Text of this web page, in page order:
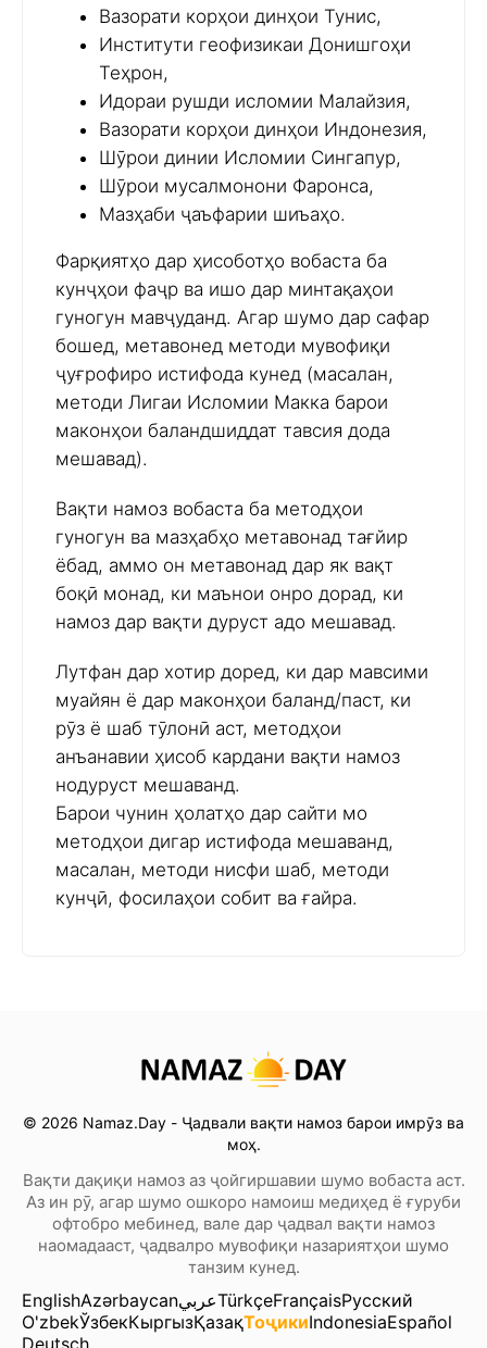
Вазорати корҳои динҳои Тунис,
Институти геофизикаи Донишгоҳи
Теҳрон,
Идораи рушди исломии Малайзия,
Вазорати корҳои динҳои Индонезия,
Шӯрои динии Исломии Сингапур,
Шӯрои мусалмонони Фаронса,
Мазҳаби ҷаъфарии шиъаҳо.
Фарқиятҳо дар ҳисоботҳо вобаста ба
кунҷҳои фаҷр ва ишо дар минтақаҳои
гуногун мавҷуданд. Агар шумо дар сафар
бошед, метавонед методи мувофиқи
ҷуғрофиро истифода кунед (масалан,
методи Лигаи Исломии Макка барои
маконҳои баландшиддат тавсия дода
мешавад).
Вақти намоз вобаста ба методҳои
гуногун ва мазҳабҳо метавонад тағйир
ёбад, аммо он метавонад дар як вақт
боқӣ монад, ки маънои онро дорад, ки
намоз дар вақти дуруст адо мешавад.
Лутфан дар хотир доред, ки дар мавсими
муайян ё дар маконҳои баланд/паст, ки
рӯз ё шаб тӯлонӣ аст, методҳои
анъанавии ҳисоб кардани вақти намоз
нодуруст мешаванд.
Барои чунин ҳолатҳо дар сайти мо
методҳои дигар истифода мешаванд,
масалан, методи нисфи шаб, методи
кунҷӣ, фосилаҳои собит ва ғайра.
© 2026 Namaz.Day - Ҷадвали вақти намоз барои имрӯз ва
моҳ.
Вақти дақиқи намоз аз ҷойгиршавии шумо вобаста аст.
Аз ин рӯ, агар шумо ошкоро намоиш медиҳед ё ғуруби
офтобро мебинед, вале дар ҷадвал вақти намоз
наомадааст, ҷадвалро мувофиқи назариятҳои шумо
танзим кунед.
EnglishAzərbaycanعربيTürkçeFrançaisРусский
O'zbekЎзбекКыргызҚазақТоҷикиIndonesiaEspañol